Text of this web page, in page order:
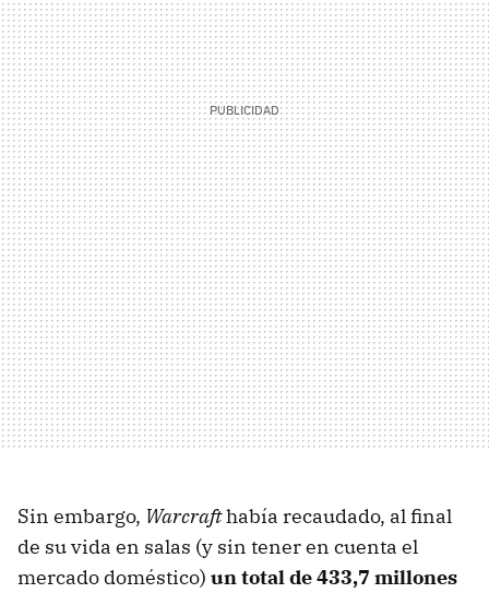
Sin embargo, Warcrafthabía recaudado, al final
de su vida en salas (y sin tener en cuenta el
mercado doméstico) un total de 433,7 millones